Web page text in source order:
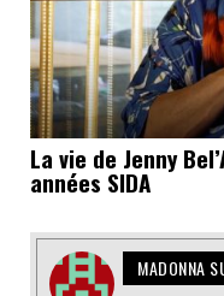
La vie de Jenny
années SIDA
MADONNA